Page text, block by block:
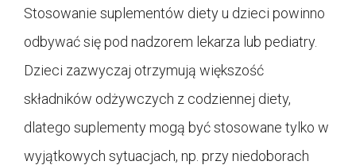
Stosowanie suplementów diety u dzieci powinno
odbywać się pod nadzorem lekarza lub pediatry.
Dzieci zazwyczaj otrzymują większość
składników odżywczych z codziennej diety,
dlatego suplementy mogą być stosowane tylko w
wyjątkowych sytuacjach, np. przy niedoborach